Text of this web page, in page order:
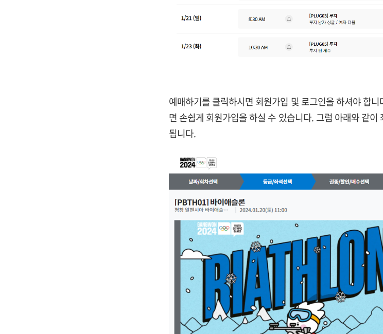
예매하기를 클릭하시면 회원가입 및 로그인을 하셔야 합
면 손쉽게 회원가입을 하실 수 있습니다. 그럼 아래와 같
됩니다.